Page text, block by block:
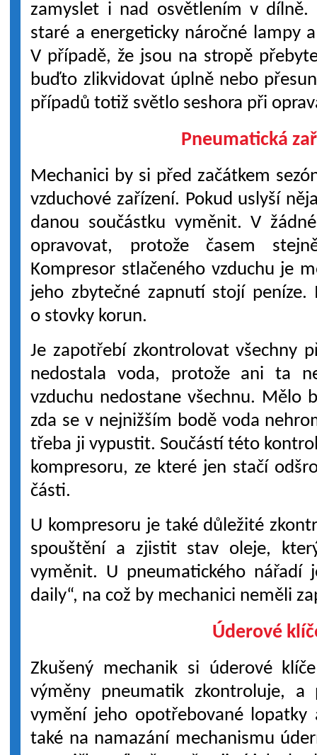
zamyslet i nad osvětlením v
staré a energeticky náročné lampy
V případě, že jsou na stropě
buďto zlikvidovat úplně nebo
případů totiž světlo seshora při
Pneumatická
Mechanici by si před začátkem
vzduchové zařízení. Pokud uslyší
danou součástku vyměnit. V
opravovat, protože časem
Kompresor stlačeného vzduchu je
jeho zbytečné zapnutí stojí
o stovky korun.
Je zapotřebí zkontrolovat všechny
nedostala voda, protože ani ta
vzduchu nedostane všechnu. Mělo
zda se v nejnižším bodě voda
třeba ji vypustit. Součástí této
kompresoru, ze které jen stačí
části.
U kompresoru je také důležité
spouštění a zjistit stav oleje,
vyměnit. U pneumatického nářadí
daily“, na což by mechanici neměli
Úderové
Zkušený mechanik si úderové
výměny pneumatik zkontroluje, a
vymění jeho opotřebované lopatky
také na namazání mechanismu